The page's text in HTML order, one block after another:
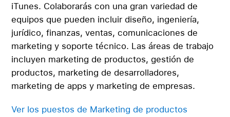
iTunes. Colaborarás con una gran variedad de
equipos que pueden incluir diseño, ingeniería,
jurídico, finanzas, ventas, comunicaciones de
marketing y soporte técnico. Las áreas de trabajo
incluyen marketing de productos, gestión de
productos, marketing de desarrolladores,
marketing de apps y marketing de empresas.
Ver los puestos de Marketing de productos